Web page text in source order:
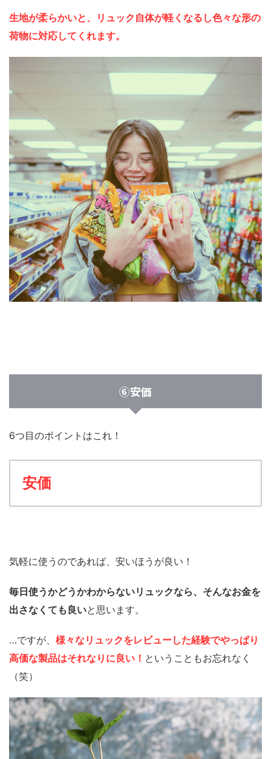
生地が柔らかいと、リュック自体が軽くなるし色々な形の
荷物に対応してくれます。
⑥安価
6つ目のポイントはこれ！
安価
気軽に使うのであれば、安いほうが良い！
毎日使うかどうかわからないリュックなら、そんなお金を
出さなくても良いと思います。
…ですが、 様々なリュックをレビューした経験でやっぱり
高価な製品はそれなりに良い！ ということもお忘れなく
（笑）